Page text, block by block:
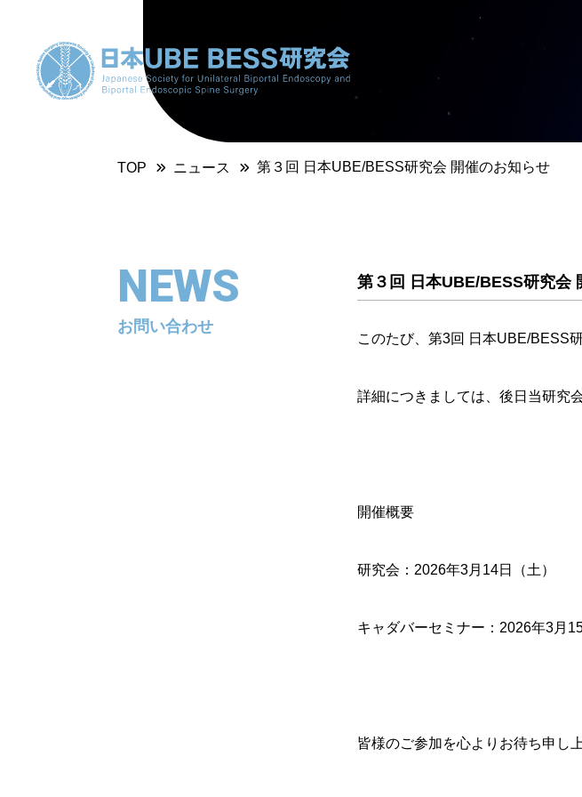
TOP ニュース 第３回 日本UBE/BESS研究会 開催のお知らせ
NEWS
お問い合わせ
第３回 日本UBE/BESS研究会
このたび、第3回 日本UBE/BESS
詳細につきましては、後日当研究
開催概要
研究会 ：2026年3月14日（土）
キャダバーセミナー ：2026年3月
皆様のご参加を心よりお待ち申し